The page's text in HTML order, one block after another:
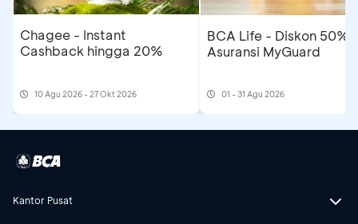
Chagee - Instant
Cashback hingga 20%
10 Agu 2026 - 27 Okt 2026
BCA Life - Diskon 50%
Asuransi MyGuard
01 - 31 Agu 2026
Kantor Pusat